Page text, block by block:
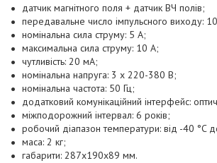
датчик магнітного поля + датчик ВЧ полів;
передавальне число імпульсного виходу:
номінальна сила струму: 5 А;
максимальна сила струму: 10 А;
чутливість: 20 мА;
номінальна напруга: 3 х 220-380 В;
номінальна частота: 50 Гц;
додатковий комунікаційний інтерфейс:
міжподорожний інтервал: 6 років;
робочий діапазон температури: від -40 °C
маса: 2 кг;
габарити: 287x190x89 мм.